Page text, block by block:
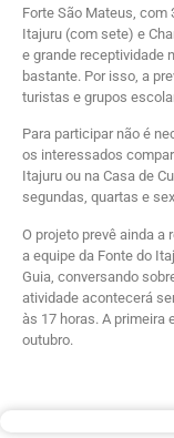
Forte São Mateus, com
Itajuru (com sete) e
e grande receptividade
bastante. Por isso, a
turistas e grupos
Para participar não é
os interessados
Itajuru ou na Casa de
segundas, quartas e
O projeto prevê ainda a
a equipe da Fonte do
Guia, conversando
atividade acontecerá
às 17 horas. A primeira
outubro.